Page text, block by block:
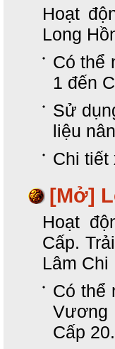
Hoạt
Long
Có thể
1 đến
Sử
liệu
Chi tiết
[Mở]
Hoạt
Cấp.
Lâm Chi
Có thể
Vương
Cấp 20.